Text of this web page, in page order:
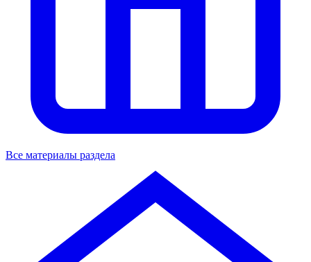
Все материалы раздела